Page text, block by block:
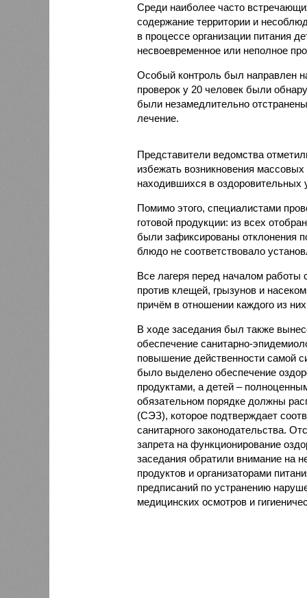
Среди наиболее часто
содержание территории и
в процессе организации питания
несвоевременное или неполное
Особый контроль был направлен
проверок у 20 человек были
были незамедлительно
лечение.
Представители ведомства
избежать возникновения
находившихся в оздоровительных
Помимо этого, специалистами
готовой продукции: из всех
были зафиксированы отклонения
блюдо не соответствовало
Все лагеря перед началом работы
против клещей, грызунов и
причём в отношении каждого из
В ходе заседания был также
обеспечение санитарно-
повышение действенности самой
было выделено обеспечение
продуктами, а детей –
обязательном порядке должны
(СЭЗ), которое подтверждает
санитарного законодательства.
запрета на функционирование
заседания обратили внимание на
продуктов и организаторами
предписаний по устранению
медицинских осмотров и